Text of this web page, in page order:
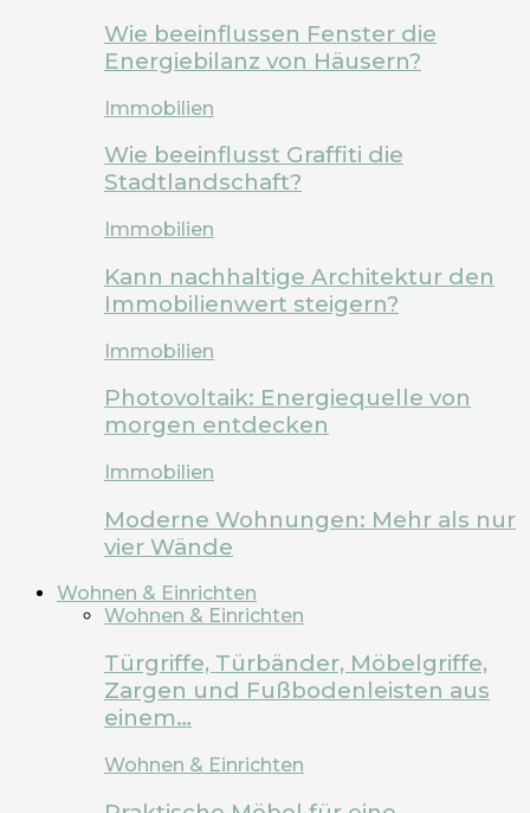
Wie beeinflussen Fenster die
Energiebilanz von Häusern?
Immobilien
Wie beeinflusst Graffiti die
Stadtlandschaft?
Immobilien
Kann nachhaltige Architektur den
Immobilienwert steigern?
Immobilien
Photovoltaik: Energiequelle von
morgen entdecken
Immobilien
Moderne Wohnungen: Mehr als nur
vier Wände
Wohnen & Einrichten
Wohnen & Einrichten
Türgriffe, Türbänder, Möbelgriffe,
Zargen und Fußbodenleisten aus
einem…
Wohnen & Einrichten